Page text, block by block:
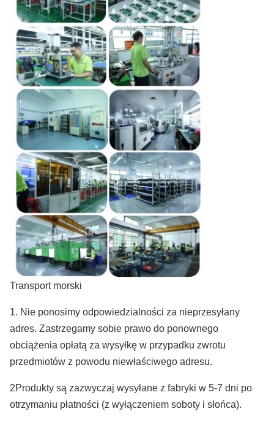
Transport morski
1. Nie ponosimy odpowiedzialności za nieprzesyłany
adres. Zastrzegamy sobie prawo do ponownego
obciążenia opłatą za wysyłkę w przypadku zwrotu
przedmiotów z powodu niewłaściwego adresu.
2Produkty są zazwyczaj wysyłane z fabryki w 5-7 dni po
otrzymaniu płatności (z wyłączeniem soboty i słońca).